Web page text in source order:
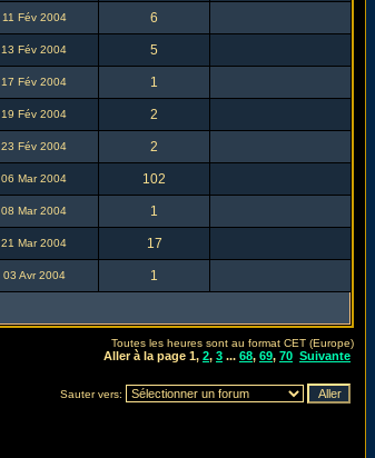
11 Fév 2004 6
13 Fév 2004 5
17 Fév 2004 1
19 Fév 2004 2
23 Fév 2004 2
06 Mar 2004 102
08 Mar 2004 1
21 Mar 2004 17
03 Avr 2004 1
Toutes les heures sont au format CET (Europe)
Aller à la page 1, 2, 3 ... 68, 69, 70 Suivante
Sauter vers: